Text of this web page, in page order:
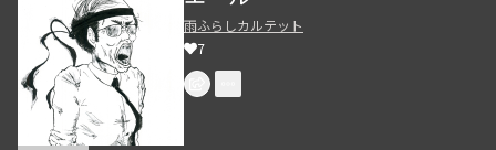
雨ふらしカルテット
7